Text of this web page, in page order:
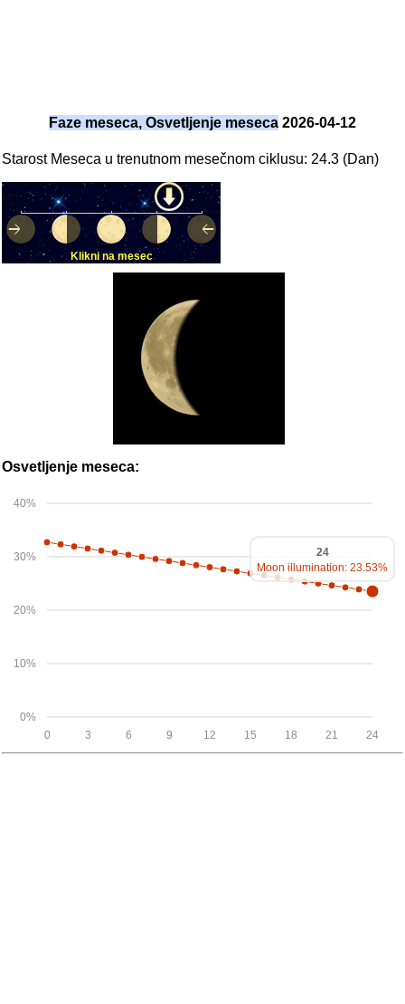
Faze meseca, Osvetljenje meseca 2026-04-12
Starost Meseca u trenutnom mesečnom ciklusu: 24.3 (Dan)
Klikni na mesec
Osvetljenje meseca:
0%
10%
20%
30%
40%
24
21
18
15
12
9
6
3
0
24
Moon illumination: 23.53%